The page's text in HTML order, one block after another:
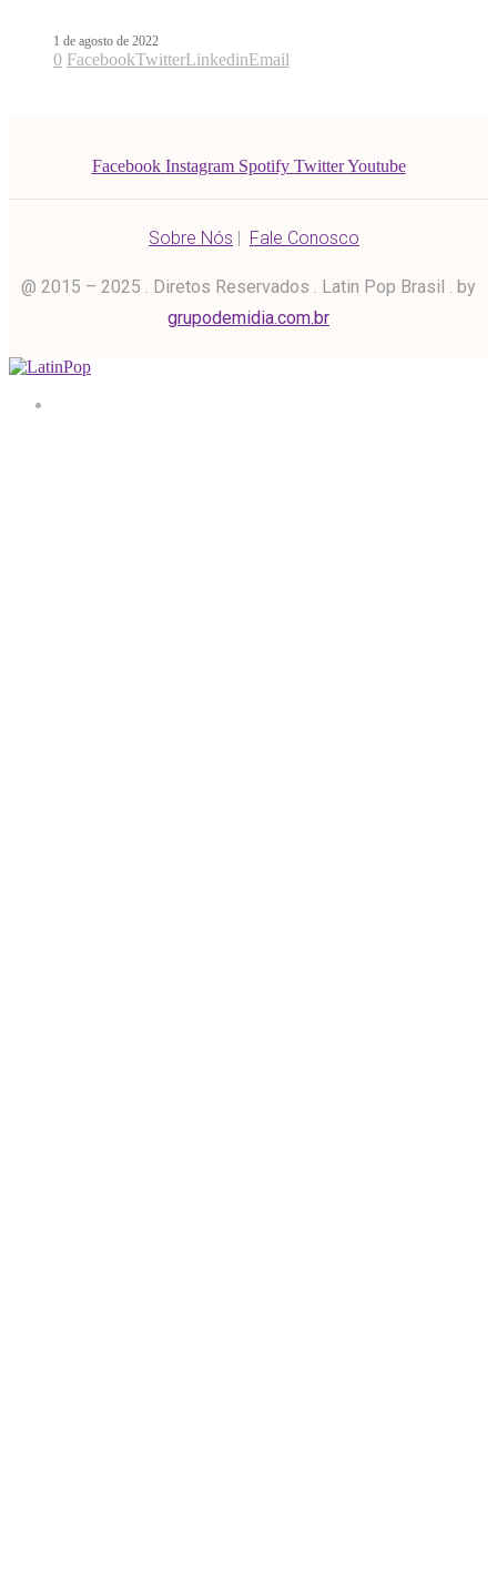
1 de agosto de 2022
0 FacebookTwitterLinkedinEmail
Facebook Instagram Spotify Twitter Youtube
Sobre Nós | Fale Conosco
@ 2015 – 2025 . Diretos Reservados . Latin Pop Brasil . by
grupodemidia.com.br